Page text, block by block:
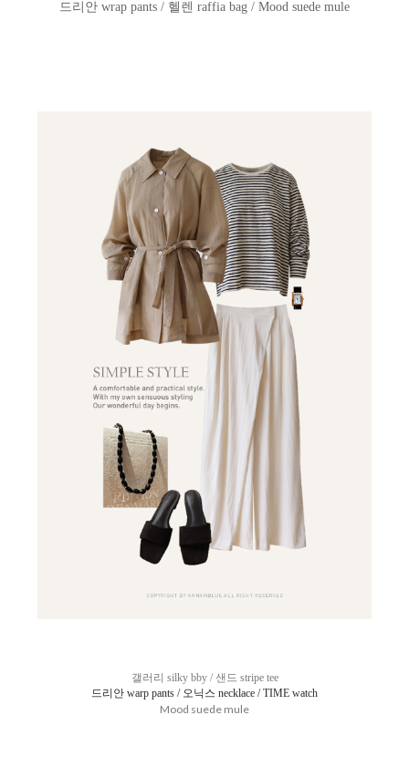
드리안 wrap pants / 헬렌 raffia bag / Mood suede mule
갤러리 silky bby / 샌드 stripe tee
드리안 warp pants / 오닉스 necklace / TIME watch
Mood suede mule